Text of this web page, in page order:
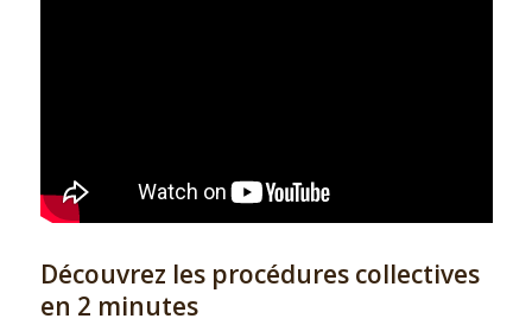
Découvrez les procédures collectives
en 2 minutes